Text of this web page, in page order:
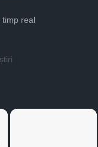
timp real